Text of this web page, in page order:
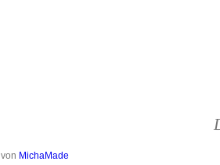
von MichaMade